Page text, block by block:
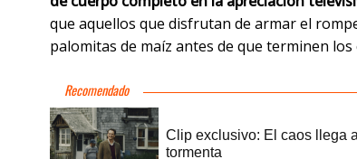
que aquellos que disfrutan de armar el
palomitas de maíz antes de que terminen los